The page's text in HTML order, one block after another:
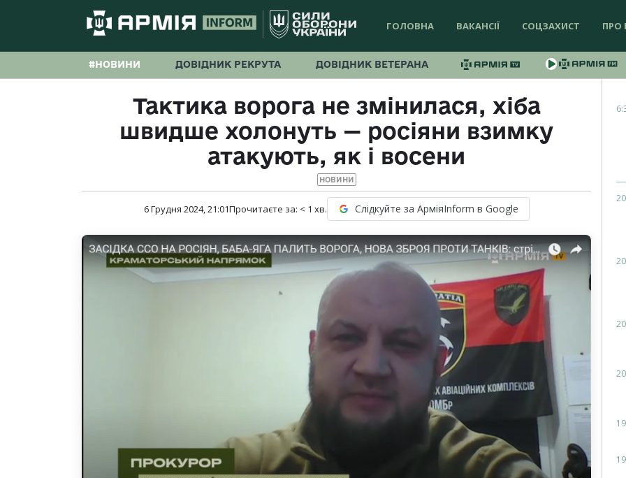
ГОЛОВНА ВАКАНСІЇ СОЦЗАХИСТ ПРО
#НОВИНИ ДОВІДНИК РЕКРУТА ДОВІДНИК ВЕТЕРАНА
Тактика ворога не змінилася, хіба
швидше холонуть — росіяни взимку
атакують, як і восени
НОВИНИ
6 Грудня 2024, 21:01Прочитаєте за: < 1 хв. Слідкуйте за АрміяInform в Google